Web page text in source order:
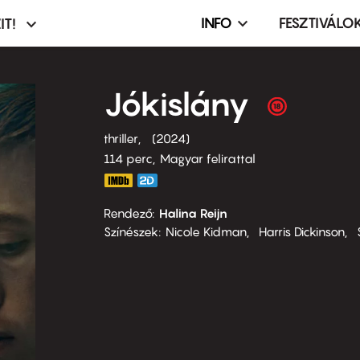
Infó,
terembérlés
menü
INFO
Jókislány
thriller
2024
114 perc,
Magyar felirattal
Rendező Halina Reijn
Színészek
Nicole Kidman Harris Dickinson